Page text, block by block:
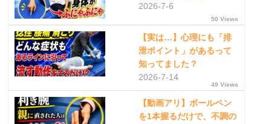
2026-7-6
50 Views
【実は…】心理にも「排
泄ポイント」があるって
知ってました？
2026-7-14
49 Views
【動画アリ】ボールペン
を1本握るだけで、不調の